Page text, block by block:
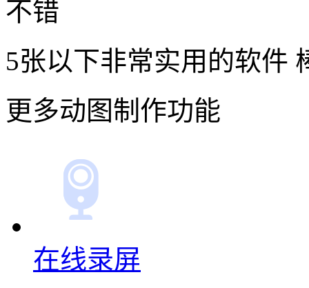
不错
5张以下非常实用的软件
更多动图制作功能
在线录屏